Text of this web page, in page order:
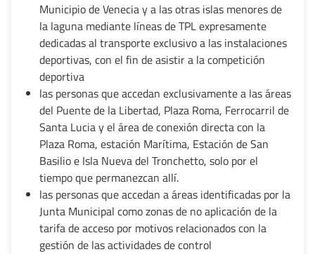
Municipio de Venecia y a las otras islas menores de
la laguna mediante líneas de TPL expresamente
dedicadas al transporte exclusivo a las instalaciones
deportivas, con el fin de asistir a la competición
deportiva
las personas que accedan exclusivamente a las áreas
del Puente de la Libertad, Plaza Roma, Ferrocarril de
Santa Lucia y el área de conexión directa con la
Plaza Roma, estación Marítima, Estación de San
Basilio e Isla Nueva del Tronchetto, solo por el
tiempo que permanezcan allí.
las personas que accedan a áreas identificadas por la
Junta Municipal como zonas de no aplicación de la
tarifa de acceso por motivos relacionados con la
gestión de las actividades de control